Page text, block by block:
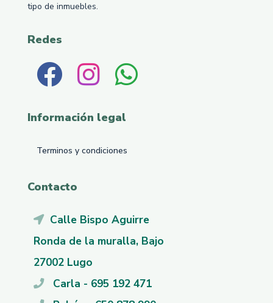
tipo de inmuebles.
Redes
Información legal
Terminos y condiciones
Contacto
Calle Bispo Aguirre
Ronda de la muralla, Bajo
27002 Lugo
Carla - 695 192 471